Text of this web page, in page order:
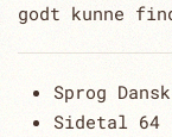
godt kunne
Sprog Dansk
Sidetal 64